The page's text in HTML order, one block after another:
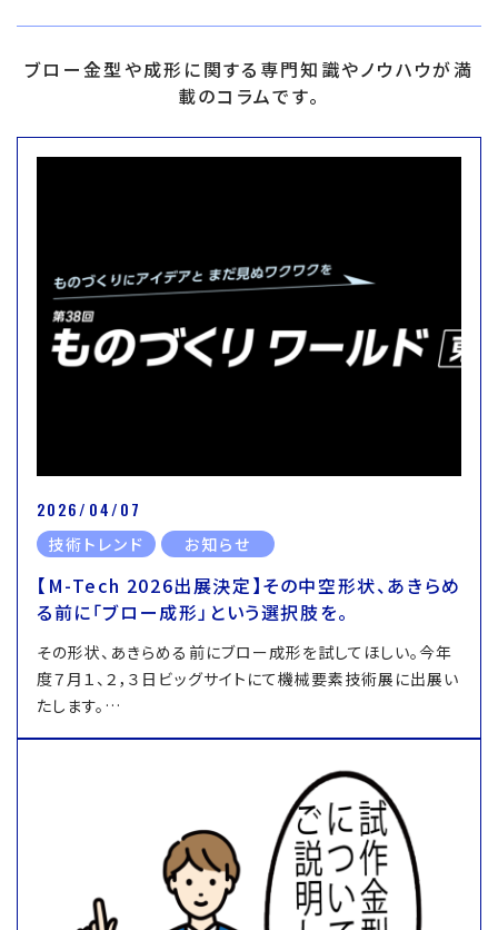
ブロー金型や成形に関する専門知識やノウハウが満
載のコラムです。
2026/04/07
技術トレンド お知らせ
【M-Tech 2026出展決定】その中空形状、あきらめ
る前に「ブロー成形」という選択肢を。
その形状、あきらめる前にブロー成形を試してほしい。今年
度７月１、２，３日ビッグサイトにて機械要素技術展に出展い
たします。…